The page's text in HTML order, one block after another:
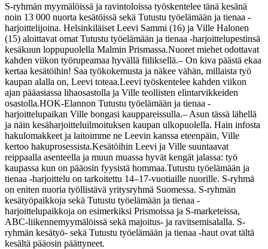
S-ryhmän myymälöissä ja ravintoloissa työskentelee tänä kesänä
noin 13 000 nuorta kesätöissä sekä Tutustu työelämään ja tienaa -
harjoittelijoina. Helsinkiläiset Leevi Sammi (16) ja Ville Halonen
(15) aloittavat omat Tutustu työelämään ja tienaa -harjoittelupestinsä
kesäkuun loppupuolella Malmin Prismassa.Nuoret miehet odottavat
kahden viikon työrupeamaa hyvällä fiiliksellä.– On kiva päästä ekaa
kertaa kesätöihin! Saa työkokemusta ja näkee vähän, millaista työ
kaupan alalla on, Leevi toteaa.Leevi työskentelee kahden viikon
ajan pääasiassa lihaosastolla ja Ville teollisten elintarvikkeiden
osastolla.HOK-Elannon Tutustu työelämään ja tienaa -
harjoittelupaikan Ville bongasi kauppareissulla.– Asun tässä lähellä
ja näin kesäharjoitteluilmoituksen kaupan ulkopuolella. Hain infosta
hakulomakkeet ja laitoimme ne Leevin kanssa eteenpäin, Ville
kertoo hakuprosessista.Kesätöihin Leevi ja Ville suuntaavat
reippaalla asenteella ja muun muassa hyvät kengät jalassa: työ
kaupassa kun on pääosin fyysistä hommaa.Tutustu työelämään ja
tienaa -harjoittelu on tarkoitettu 14–17-vuotiaille nuorille. S-ryhmä
on eniten nuoria työllistävä yritysryhmä Suomessa. S-ryhmän
kesätyöpaikkoja sekä Tutustu työelämään ja tienaa -
harjoittelupaikkoja on esimerkiksi Prismoissa ja S-marketeissa,
ABC-liikennemyymälöissä sekä majoitus- ja ravitsemisalalla. S-
ryhmän kesätyö- sekä Tutustu työelämään ja tienaa -haut ovat tältä
kesältä pääosin päättyneet.